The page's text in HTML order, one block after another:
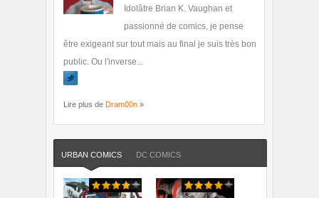
Idolâtre Brian K. Vaughan et
passionné de comics, je pense
être exigeant sur tout mais au final je suis très bon
public. Ou l'inverse...
Lire plus de Dram00n »
URBAN COMICS DC COMICS